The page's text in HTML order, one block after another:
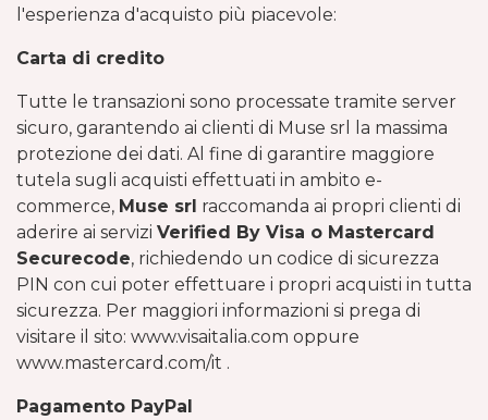
l'esperienza d'acquisto più piacevole:
Carta di credito
Tutte le transazioni sono processate tramite server
sicuro, garantendo ai clienti di Muse srl la massima
protezione dei dati. Al fine di garantire maggiore
tutela sugli acquisti effettuati in ambito e-
commerce, Muse srl raccomanda ai propri clienti di
aderire ai servizi Verified By Visa o Mastercard
Securecode, richiedendo un codice di sicurezza
PIN con cui poter effettuare i propri acquisti in tutta
sicurezza. Per maggiori informazioni si prega di
visitare il sito: www.visaitalia.com oppure
www.mastercard.com/it .
Pagamento PayPal